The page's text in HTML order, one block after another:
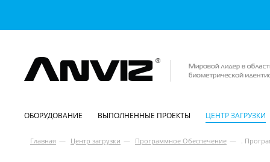
ОБОРУДОВАНИЕ ВЫПОЛНЕННЫЕ ПРОЕКТЫ ЦЕНТР ЗАГРУЗКИ
Главная — Центр загрузки — Программное Обеспечение — .